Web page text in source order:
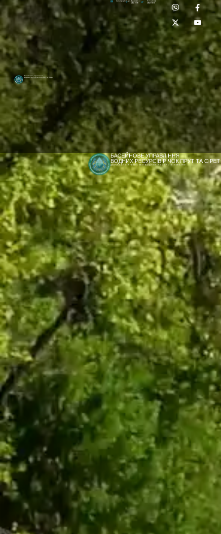
[newyear_garland]
Басейнове управління
водних ресурсів річок Прут та Сірет
Лабораторія:
(0372) 53-92-00
dpbuvr@dpbuvr.gov.uaПриймальня:
(0372) 51-14-56
БАСЕЙНОВЕ УПРАВЛІННЯ
ВОДНИХ РЕСУРСІВ РІЧОК ПРУТ ТА СІРЕТ
ДЕРЖАВНЕ АГЕНТСТВО ВОДНИХ РЕСУРСІВ УКРАЇНИ